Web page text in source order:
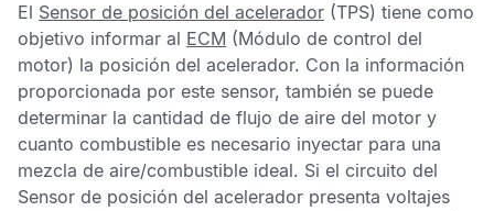
El Sensor de posición del acelerador (TPS) tiene como
objetivo informar al ECM (Módulo de control del
motor) la posición del acelerador. Con la información
proporcionada por este sensor, también se puede
determinar la cantidad de flujo de aire del motor y
cuanto combustible es necesario inyectar para una
mezcla de aire/combustible ideal. Si el circuito del
Sensor de posición del acelerador presenta voltajes